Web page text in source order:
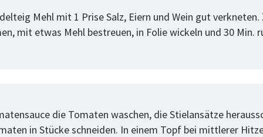
Mehl mit 1 Prise Salz, Eiern und Wein gut verkneten.
mit etwas Mehl bestreuen, in Folie wickeln und 30 Min.
die Tomaten waschen, die Stielansätze
in Stücke schneiden. In einem Topf bei mittlerer